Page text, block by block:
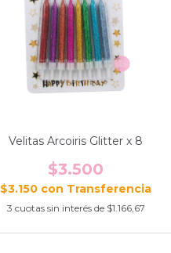
Velitas Arcoiris Glitter x 8
$3.500
$3.150 con
3 cuotas sin interés de $1.166,67